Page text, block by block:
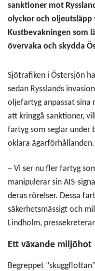
sanktioner mot
olyckor och oljeutsläpp
Kustbevakningen som
övervaka och skydda
Sjötrafiken i Östersjön
sedan Rysslands
oljefartyg anpassat
att kringgå sanktioner,
fartyg som seglar under
oklara ägarförhållanden.
– Vi ser nu fler fartyg
manipulerar sin AIS-
deras rörelser. Dessa
säkerhetsmässigt och
Lindholm,
Ett växande miljöhot
Begreppet